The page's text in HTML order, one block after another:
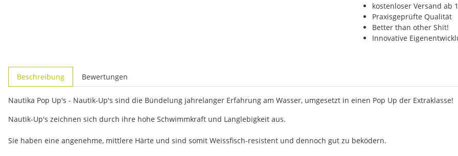
kostenloser Versand ab
Praxisgeprüfte Qualität
Better than other Shit!
Innovative
Beschreibung Bewertungen
Nautika Pop Up's - Nautik-Up's sind die Bündelung jahrelanger Erfahrung am Wasser, umgesetzt in einen Pop Up der Extraklasse!
Nautik-Up's zeichnen sich durch ihre hohe Schwimmkraft und Langlebigkeit aus.
Sie haben eine angenehme, mittlere Härte und sind somit Weissfisch-resistent und dennoch gut zu beködern.